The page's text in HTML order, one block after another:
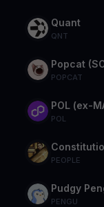
Quant
QNT
Popcat
POPCAT
POL (ex-
POL
PEOPLE
Pudgy
PENGU